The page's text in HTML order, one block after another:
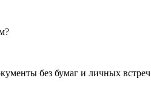
без бумаг и личных встреч